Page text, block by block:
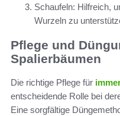
Schaufeln: Hilfreich,
Wurzeln zu
Pflege und
Spalierbäumen
Die richtige Pflege für
entscheidende Rolle bei
Eine sorgfältige